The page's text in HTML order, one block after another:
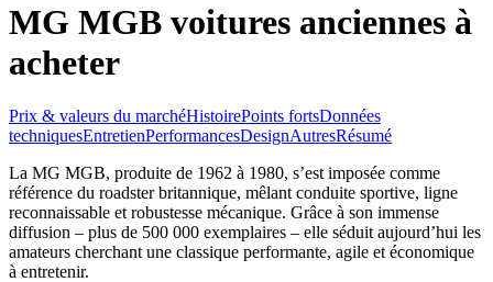
MG MGB voitures anciennes à
acheter
Prix & valeurs du marchéHistoirePoints fortsDonnées
techniquesEntretienPerformancesDesignAutresRésumé
La MG MGB, produite de 1962 à 1980, s’est imposée comme
référence du roadster britannique, mêlant conduite sportive, ligne
reconnaissable et robustesse mécanique. Grâce à son immense
diffusion – plus de 500 000 exemplaires – elle séduit aujourd’hui les
amateurs cherchant une classique performante, agile et économique
à entretenir.